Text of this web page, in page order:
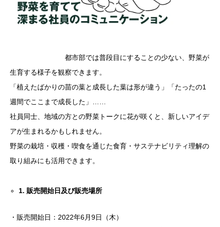
都市部では普段目にすることの少ない、野菜が
生育する様子を観察できます。
「植えたばかりの苗の葉と成長した葉は形が違う」「たったの1
週間でここまで成長した」……
社員同士、地域の方との野菜トークに花が咲くと、新しいアイデ
アが生まれるかもしれません。
野菜の栽培・収穫・喫食を通じた食育・サステナビリティ理解の
取り組みにも活用できます。
1. 販売開始日及び販売場所
・販売開始日：2022年6月9日（木）